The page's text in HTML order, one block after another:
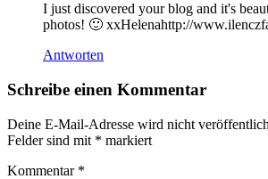
I just discovered your blog and it's
photos! 🙂 xxHelenahttp://
Antworten
Schreibe einen Kommentar
Deine E-Mail-Adresse wird nicht
Felder sind mit * markiert
Kommentar *